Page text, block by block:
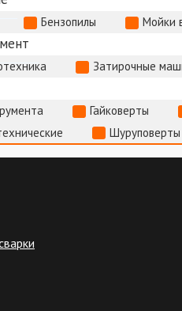
Бензопилы Мойки
Затирочные
Гайковерты